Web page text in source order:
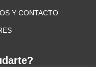
Y CONTACTO